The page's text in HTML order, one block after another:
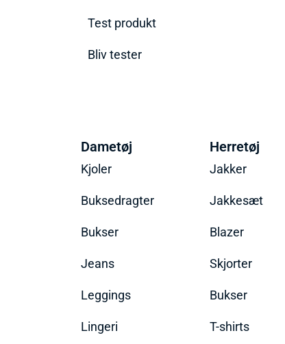
Test produkt
Bliv tester
Dametøj
Kjoler
Buksedragter
Bukser
Jeans
Leggings
Lingeri
Herretøj
Jakker
Jakkesæt
Blazer
Skjorter
Bukser
T-shirts